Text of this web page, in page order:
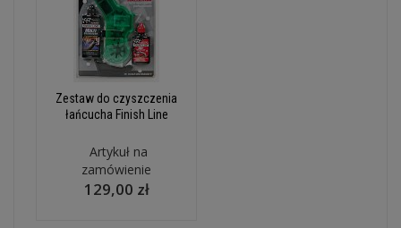
Zestaw do czyszczenia
łańcucha Finish Line
Artykuł na
zamówienie
129,00 zł